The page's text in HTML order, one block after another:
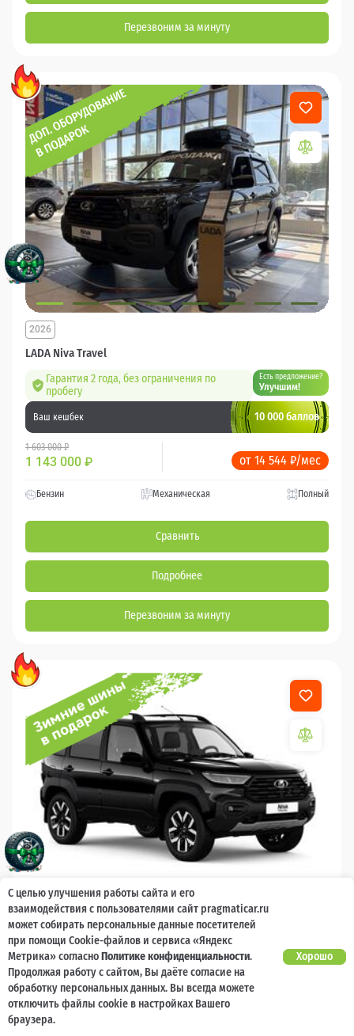
Перезвоним за минуту
LADA Niva Travel
2026
Гарантия 2 года, без ограничения по
пробегу
Есть предложение?
Улучшим!
Ваш кешбек 10 000 баллов
1 603 000 ₽
1 143 000 ₽ от 14 544 ₽/мес
Бензин Механическая Полный
Сравнить
Подробнее
Перезвоним за минуту
LADA Niva Travel
2026
Гарантия 2 года, без ограничения по
пробегу
Есть предложение?
Ваш кешбек
С целью улучшения работы сайта и его
взаимодействия с пользователями сайт pragmaticar.ru
может собирать персональные данные посетителей
при помощи Cookie-файлов и сервиса «Яндекс
Метрика» согласноПолитике конфиденциальности.
Продолжая работу с сайтом, Вы даёте согласие на
обработку персональных данных. Вы всегда можете
отключить файлы cookie в настройках Вашего
браузера.
Хорошо